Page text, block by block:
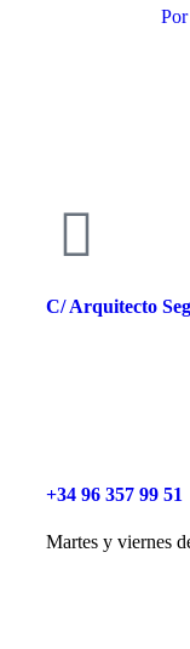
Por
C/ Arquitecto
+34 96 357 99 51
Martes y viernes